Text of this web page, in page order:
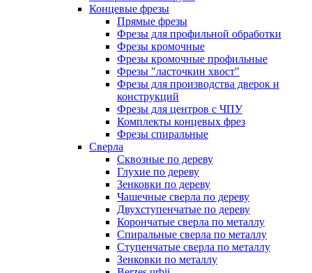
Концевые фрезы
Прямые фрезы
Фрезы для профильной обработки
Фрезы кромочные
Фрезы кромочные профильные
Фрезы "ласточкин хвост"
Фрезы для производства дверок и
конструкций
Фрезы для центров с ЧПУ
Комплекты концевых фрез
Фрезы спиральные
Сверла
Сквозные по дереву
Глухие по дереву
Зенковки по дереву
Чашечные сверла по дереву
Двухступенчатые по дереву
Корончатые сверла по металлу
Спиральные сверла по металлу
Ступенчатые сверла по металлу
Зенковки по металлу